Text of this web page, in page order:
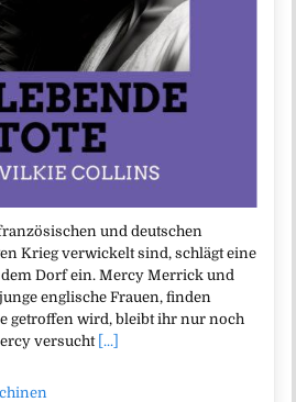
und deutschen
Krieg verwickelt sind, schlägt eine
dem Dorf ein. Mercy Merrick und
englische Frauen, finden
getroffen wird, bleibt ihr nur noch
versucht [...]